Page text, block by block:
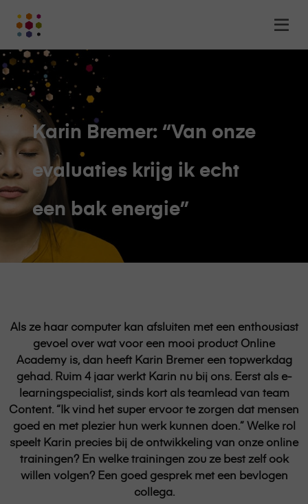
-
het
online
leerplatform
voor
organisaties
Logo
Karin Bremer: “Van onze
evaluaties krijg ik echt
een bak energie”
Als ze haar computer kan afsluiten met een enthousiast
gevoel over wat voor een mooi product Online
Academy is, dan heeft Karin Bremer een topwerkdag
gehad. Ruim 4 jaar werkt Karin nu bij ons. Eerst als e-
learningspecialist, sinds kort als teamlead van team
Content. “Ik vind het super ervoor te zorgen dat mensen
goed en met plezier hun werk kunnen doen.” Welke rol
speelt Karin precies bij de ontwikkeling van onze online
trainingen? En welke trainingen zou ze best zelf ook
willen volgen? Een goed gesprek met een bevlogen
collega.